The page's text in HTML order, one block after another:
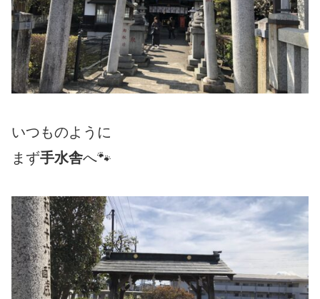
いつものように
まず手水舎へ🐾